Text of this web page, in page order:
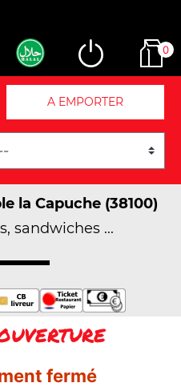
0
A EMPORTER
la Capuche (38100)
sandwiches ...
fermé